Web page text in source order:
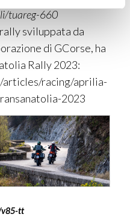
tuareg-660
sviluppata da
di GCorse, ha
Rally 2023:
racing/aprilia-
2023
v85-tt